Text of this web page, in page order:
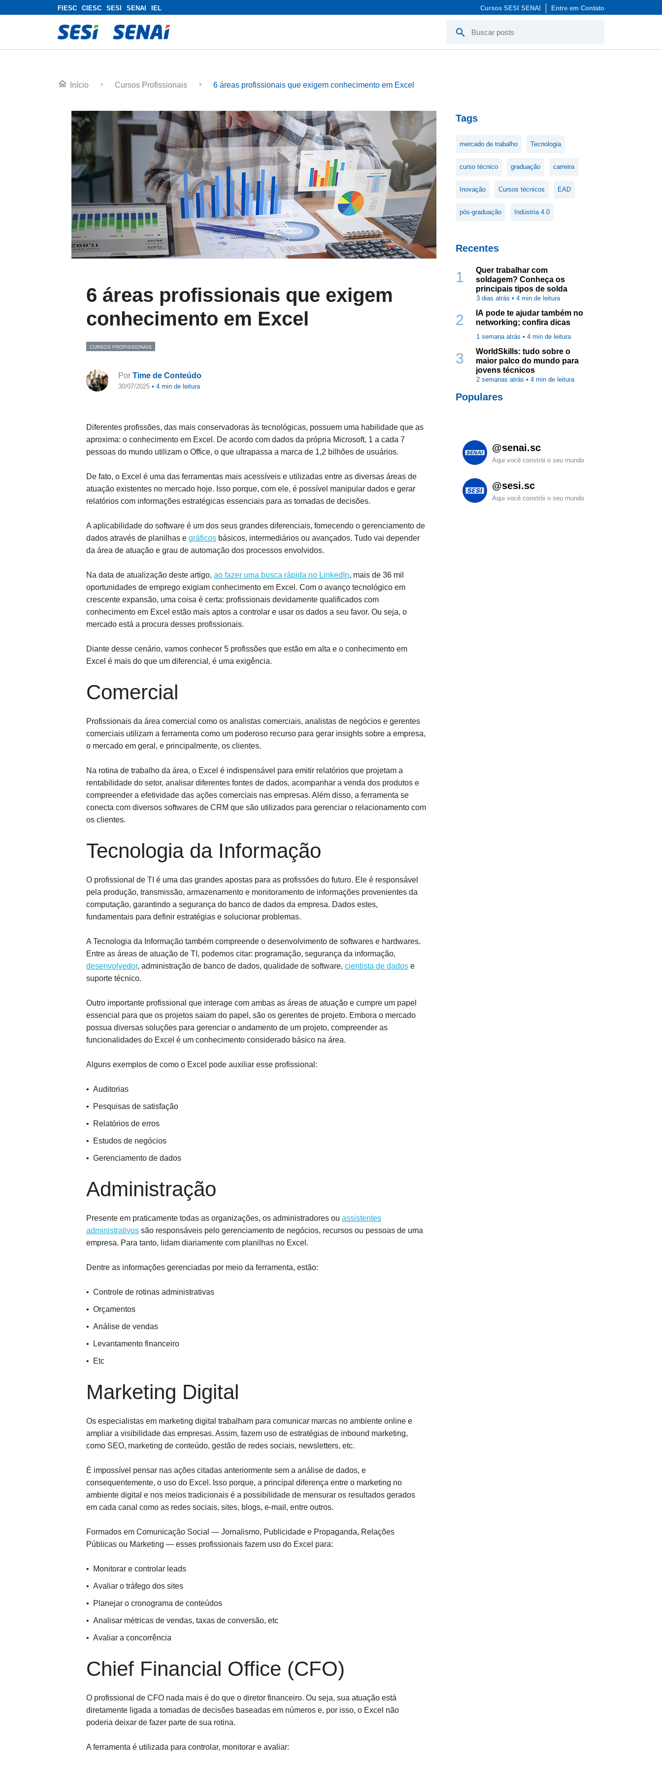
FIESC CIESC SESI SENAI IEL Cursos SESI SENAI Entre em Contato
search
home Início keyboard_arrow_right Cursos Profissionais keyboard_arrow_right 6 áreas profissionais que exigem conhecimento em Excel
6 áreas profissionais que exigem
conhecimento em Excel
CURSOS PROFISSIONAIS
Por Time de Conteúdo
30/07/2025 • 4 min de leitura
Diferentes profissões, das mais conservadoras às tecnológicas, possuem uma habilidade que as
aproxima: o conhecimento em Excel. De acordo com dados da própria Microsoft, 1 a cada 7
pessoas do mundo utilizam o Office, o que ultrapassa a marca de 1,2 bilhões de usuários.
De fato, o Excel é uma das ferramentas mais acessíveis e utilizadas entre as diversas áreas de
atuação existentes no mercado hoje. Isso porque, com ele, é possível manipular dados e gerar
relatórios com informações estratégicas essenciais para as tomadas de decisões.
A aplicabilidade do software é um dos seus grandes diferenciais, fornecendo o gerenciamento de
dados através de planilhas e gráficosbásicos, intermediários ou avançados. Tudo vai depender
da área de atuação e grau de automação dos processos envolvidos.
Na data de atualização deste artigo, ao fazer uma busca rápida no LinkedIn, mais de 36 mil
oportunidades de emprego exigiam conhecimento em Excel. Com o avanço tecnológico em
crescente expansão, uma coisa é certa: profissionais devidamente qualificados com
conhecimento em Excel estão mais aptos a controlar e usar os dados a seu favor. Ou seja, o
mercado está a procura desses profissionais.
Diante desse cenário, vamos conhecer 5 profissões que estão em alta e o conhecimento em
Excel é mais do que um diferencial, é uma exigência.
Comercial
Profissionais da área comercial como os analistas comerciais, analistas de negócios e gerentes
comerciais utilizam a ferramenta como um poderoso recurso para gerar insights sobre a empresa,
o mercado em geral, e principalmente, os clientes.
Na rotina de trabalho da área, o Excel é indispensável para emitir relatórios que projetam a
rentabilidade do setor, analisar diferentes fontes de dados, acompanhar a venda dos produtos e
compreender a efetividade das ações comerciais nas empresas. Além disso, a ferramenta se
conecta com diversos softwares de CRM que são utilizados para gerenciar o relacionamento com
os clientes.
Tecnologia da Informação
O profissional de TI é uma das grandes apostas para as profissões do futuro. Ele é responsável
pela produção, transmissão, armazenamento e monitoramento de informações provenientes da
computação, garantindo a segurança do banco de dados da empresa. Dados estes,
fundamentais para definir estratégias e solucionar problemas.
A Tecnologia da Informação também compreende o desenvolvimento de softwares e hardwares.
Entre as áreas de atuação de TI, podemos citar: programação, segurança da informação,
desenvolvedor, administração de banco de dados, qualidade de software, cientista de dadose
suporte técnico.
Outro importante profissional que interage com ambas as áreas de atuação e cumpre um papel
essencial para que os projetos saiam do papel, são os gerentes de projeto. Embora o mercado
possua diversas soluções para gerenciar o andamento de um projeto, compreender as
funcionalidades do Excel é um conhecimento considerado básico na área.
Alguns exemplos de como o Excel pode auxiliar esse profissional:
Auditorias
Pesquisas de satisfação
Relatórios de erros
Estudos de negócios
Gerenciamento de dados
Administração
Presente em praticamente todas as organizações, os administradores ou assistentes
administrativossão responsáveis pelo gerenciamento de negócios, recursos ou pessoas de uma
empresa. Para tanto, lidam diariamente com planilhas no Excel.
Dentre as informações gerenciadas por meio da ferramenta, estão:
Controle de rotinas administrativas
Orçamentos
Análise de vendas
Levantamento financeiro
Etc
Marketing Digital
Os especialistas em marketing digital trabalham para comunicar marcas no ambiente online e
ampliar a visibilidade das empresas. Assim, fazem uso de estratégias de inbound marketing,
como SEO, marketing de conteúdo, gestão de redes sociais, newsletters, etc.
É impossível pensar nas ações citadas anteriormente sem a análise de dados, e
consequentemente, o uso do Excel. Isso porque, a principal diferença entre o marketing no
ambiente digital e nos meios tradicionais é a possibilidade de mensurar os resultados gerados
em cada canal como as redes sociais, sites, blogs, e-mail, entre outros.
Formados em Comunicação Social —Jornalismo, Publicidade e Propaganda, Relações
Públicas ou Marketing — esses profissionais fazem uso do Excel para:
Monitorar e controlar leads
Avaliar o tráfego dos sites
Planejar o cronograma de conteúdos
Analisar métricas de vendas, taxas de conversão, etc
Avaliar a concorrência
Chief Financial Office (CFO)
O profissional de CFO nada mais é do que o diretor financeiro. Ou seja, sua atuação está
diretamente ligada a tomadas de decisões baseadas em números e, por isso, o Excel não
poderia deixar de fazer parte de sua rotina.
A ferramenta é utilizada para controlar, monitorar e avaliar:
Tags
mercado de trabalho Tecnologia
curso técnico graduação carreira
Inovação Cursos técnicos EAD
pós-graduação Indústria 4.0
Recentes
1
Quer trabalhar com
soldagem? Conheça os
principais tipos de solda
3 dias atrás •4 min de leitura
2
IA pode te ajudar também no
networking; confira dicas
1 semana atrás •4 min de leitura
3
WorldSkills: tudo sobre o
maior palco do mundo para
jovens técnicos
2 semanas atrás •4 min de leitura
Populares
@senai.sc
Aqui você constrói o seu mundo
@sesi.sc
Aqui você constrói o seu mundo